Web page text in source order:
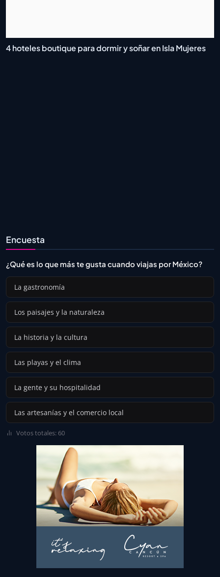
4 hoteles boutique para dormir y soñar en Isla Mujeres
Encuesta
¿Qué es lo que más te gusta cuando viajas por México?
La gastronomía
Los paisajes y la naturaleza
La historia y la cultura
Las playas y el clima
La gente y su hospitalidad
Las artesanías y el comercio local
Votos totales: 60